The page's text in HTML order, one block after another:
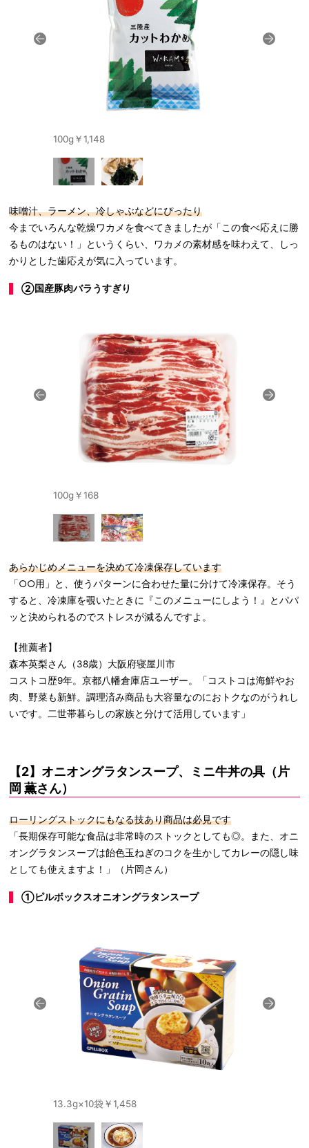
100g￥1,148
味噌汁、ラーメン、冷しゃぶなどにぴったり
今までいろんな乾燥ワカメを食べてきましたが「この食べ応えに勝
るものはない！」というくらい、ワカメの素材感を味わえて、しっ
かりとした歯応えが気に入っています。
②国産豚肉バラうすぎり
100g￥168
あらかじめメニューを決めて冷凍保存しています
「○○用」と、使うパターンに合わせた量に分けて冷凍保存。そう
すると、冷凍庫を覗いたときに『このメニューにしよう！』とパパ
ッと決められるのでストレスが減るんですよ。
【推薦者】
森本英梨さん（38歳）大阪府寝屋川市
コストコ歴9年。京都八幡倉庫店ユーザー。「コストコは海鮮やお
肉、野菜も新鮮。調理済み商品も大容量なのにおトクなのがうれし
いです。二世帯暮らしの家族と分けて活用しています」
【2】オニオングラタンスープ、ミニ牛丼の具（片
岡 薫さん）
ローリングストックにもなる技あり商品は必見です
「長期保存可能な食品は非常時のストックとしても◎。また、オニ
オングラタンスープは飴色玉ねぎのコクを生かしてカレーの隠し味
としても使えますよ！」（片岡さん）
①ピルボックスオニオングラタンスープ
13.3g×10袋￥1,458